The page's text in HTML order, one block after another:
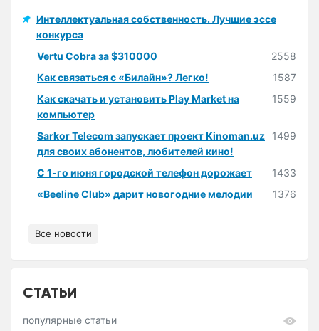
Интеллектуальная собственность. Лучшие эссе
конкурса
Vertu Cobra за $310000
2558
Как связаться с «Билайн»? Легко!
1587
Как скачать и установить Play Market на
компьютер
1559
Sarkor Telecom запускает проект Kinoman.uz
для своих абонентов, любителей кино!
1499
С 1-го июня городской телефон дорожает
1433
«Beeline Club» дарит новогодние мелодии
1376
Все новости
СТАТЬИ
популярные статьи